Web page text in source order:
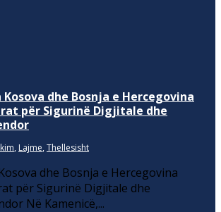
dhe Bosnja e Hercegovina
për Sigurinë Digjitale dhe
, Lajme, Thellesisht
dhe Bosnja e Hercegovina
për Sigurinë Digjitale dhe
Në Kamenicë,...